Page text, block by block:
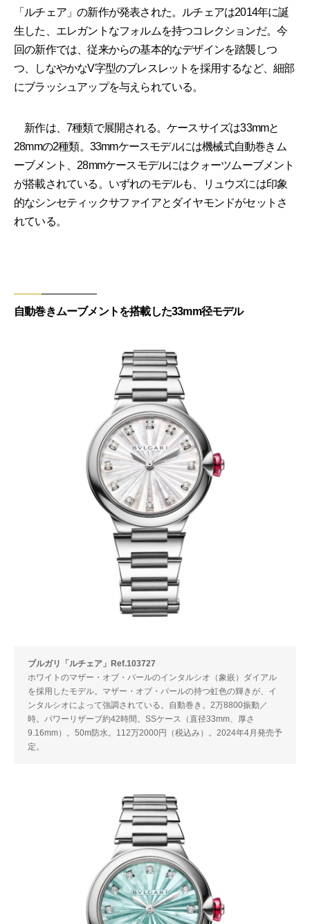
「ルチェア」の新作が発表された。ルチェアは2014年に誕
生した、エレガントなフォルムを持つコレクションだ。今
回の新作では、従来からの基本的なデザインを踏襲しつ
つ、しなやかなV字型のブレスレットを採用するなど、細部
にブラッシュアップを与えられている。
新作は、7種類で展開される。ケースサイズは33mmと
28mmの2種類。33mmケースモデルには機械式自動巻きム
ーブメント、28mmケースモデルにはクォーツムーブメント
が搭載されている。いずれのモデルも、リュウズには印象
的なシンセティックサファイアとダイヤモンドがセットさ
れている。
自動巻きムーブメントを搭載した33mm径モデル
ブルガリ「ルチェア」Ref.103727
ホワイトのマザー・オブ・パールのインタルシオ（象嵌）ダイアル
を採用したモデル。マザー・オブ・パールの持つ虹色の輝きが、イ
ンタルシオによって強調されている。自動巻き。2万8800振動／
時。パワーリザーブ約42時間。SSケース（直径33mm、厚さ
9.16mm）。50m防水。112万2000円（税込み）。2024年4月発売予
定。